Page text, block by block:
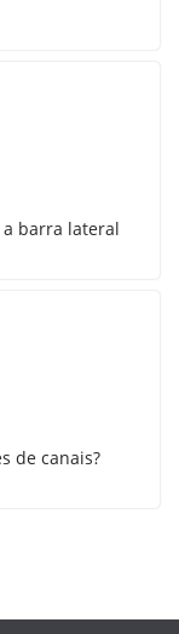
a barra lateral
de canais?